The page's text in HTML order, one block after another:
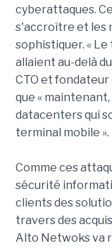
cyberattaques.
s'accroître et les
sophistiquer. «
allaient au-delà
CTO et
que «
datacenters qui
terminal mobile ».
Comme ces
sécurité
clients des
travers des
Alto Netwoks va